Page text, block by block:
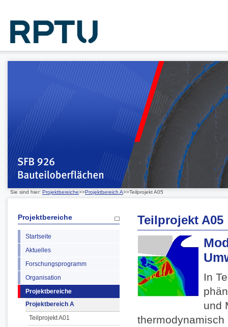
Sie sind hier: Projektbereiche>>Projektbereich A>>Teilprojekt A05
Projektbereiche
Startseite
Aktuelles
Forschungsprogramm
Organisation
Projektbereiche
Projektbereich A
Teilprojekt A01
Teilprojekt A05
In
und